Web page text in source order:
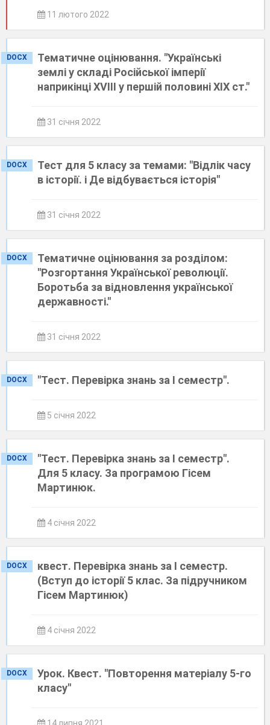
11 лютого 2022
DOCX
Тематичне оцінювання. "Українські
землі у складі Російської імперії
наприкінці ХVІІІ у першій половині ХІХ ст."
31 січня 2022
DOCX
Тест для 5 класу за темами: "Відлік часу
в історії. і Де відбувається історія"
31 січня 2022
DOCX
Тематичне оцінювання за розділом:
"Розгортання Української революції.
Боротьба за відновлення української
державності."
31 січня 2022
DOCX "Тест. Перевірка знань за І семестр".
5 січня 2022
DOCX
"Тест. Перевірка знань за І семестр".
Для 5 класу. За програмою Гісем
Мартинюк.
4 січня 2022
DOCX
квест. Перевірка знань за І семестр.
(Вступ до історії 5 клас. За підручником
Гісем Мартинюк)
4 січня 2022
DOCX
Урок. Квест. "Повторення матеріалу 5-го
класу"